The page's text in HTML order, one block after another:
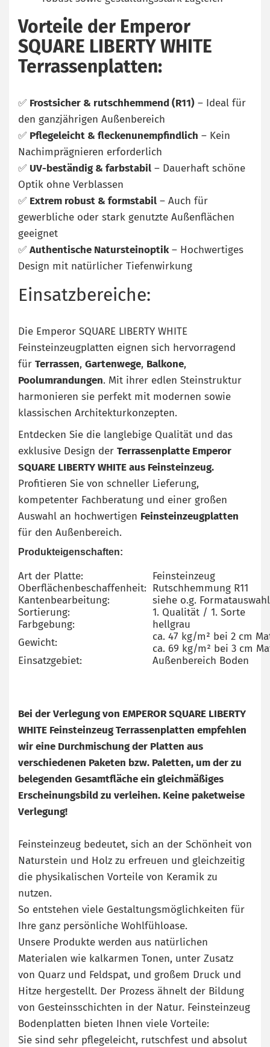
Vorteile der Emperor
SQUARE LIBERTY WHITE
Terrassenplatten:
✅ Frostsicher & rutschhemmend (R11) – Ideal für
den ganzjährigen Außenbereich
✅ Pflegeleicht & fleckenunempfindlich – Kein
Nachimprägnieren erforderlich
✅ UV-beständig & farbstabil – Dauerhaft schöne
Optik ohne Verblassen
✅ Extrem robust & formstabil – Auch für
gewerbliche oder stark genutzte Außenflächen
geeignet
✅ Authentische Natursteinoptik– Hochwertiges
Design mit natürlicher Tiefenwirkung
Einsatzbereiche:
Die Emperor SQUARE LIBERTY WHITE
Feinsteinzeugplatten eignen sich hervorragend
für Terrassen, Gartenwege, Balkone,
Poolumrandungen. Mit ihrer edlen Steinstruktur
harmonieren sie perfekt mit modernen sowie
klassischen Architekturkonzepten.
Entdecken Sie die langlebige Qualität und das
exklusive Design der Terrassenplatte Emperor
SQUARE LIBERTY WHITE aus Feinsteinzeug.
Profitieren Sie von schneller Lieferung,
kompetenter Fachberatung und einer großen
Auswahl an hochwertigen Feinsteinzeugplatten
für den Außenbereich.
Produkteigenschaften:
Art der Platte:
Feinsteinzeug
Oberflächenbeschaffenheit: Rutschhemmung R11
Kantenbearbeitung:
siehe o.g. Formatauswahl
Sortierung:
1. Qualität / 1. Sorte
Farbgebung:
hellgrau
Gewicht:
ca. 47 kg/m² bei 2 cm
ca. 69 kg/m² bei 3 cm
Einsatzgebiet:
Außenbereich Boden
Bei der Verlegung von EMPEROR SQUARE LIBERTY
WHITE Feinsteinzeug Terrassenplatten empfehlen
wir eine Durchmischung der Platten aus
verschiedenen Paketen bzw. Paletten, um der zu
belegenden Gesamtfläche ein gleichmäßiges
Erscheinungsbild zu verleihen. Keine paketweise
Verlegung!
Feinsteinzeug bedeutet, sich an der Schönheit von
Naturstein und Holz zu erfreuen und gleichzeitig
die physikalischen Vorteile von Keramik zu
nutzen.
So entstehen viele Gestaltungsmöglichkeiten für
Ihre ganz persönliche Wohlfühloase.
Unsere Produkte werden aus natürlichen
Materialen wie kalkarmen Tonen, unter Zusatz
von Quarz und Feldspat, und großem Druck und
Hitze hergestellt. Der Prozess ähnelt der Bildung
von Gesteinsschichten in der Natur. Feinsteinzeug
Bodenplatten bieten Ihnen viele Vorteile:
Sie sind sehr pflegeleicht, rutschfest und absolut